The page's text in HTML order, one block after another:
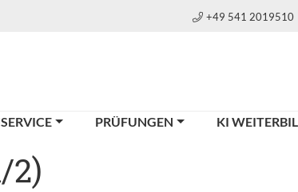
+49 541 2019510
PRÜFUNGEN KI
2)